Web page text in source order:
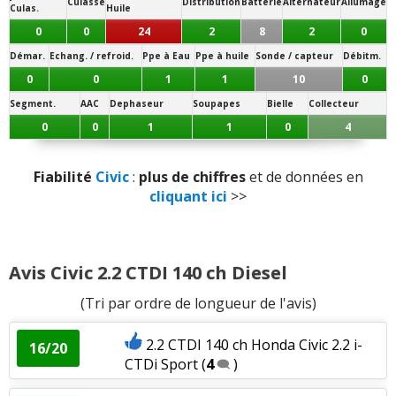
Bruits parasites: n'aiment pas
Finition / qualité des plastiques 6aiment52
n'aiment pas
Vieillissement des plastiques:2aiment5
Sensibilité plastique :19
n'aiment pas
Présentation intérieure:2 aiment
Luminosité:1aime
Panne la plus signalée :
embrayage
Culas.
Huile
0 0 24 2 8 2 0
Démar. Echang. / refroid. Ppe à Eau Ppe à huile Sonde / capteur Débitm.
0 0 1 1 10 0
Segment. AAC Dephaseur Soupapes Bielle Collecteur
0 0 1 1 0 4
Fiabilité Civic: plus de chiffreset de données en
cliquant ici >>
Avis Civic 2.2 CTDI 140 ch Diesel
(Tri par ordre de longueur de l'avis)
16/20
2.2 CTDI 140 ch Honda Civic 2.2 i-
CTDi Sport(4 )